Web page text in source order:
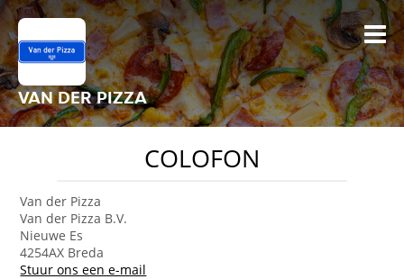
VAN DER PIZZA
COLOFON
Van der Pizza
Van der Pizza B.V.
Nieuwe Es
4254AX Breda
Stuur ons een e-mail